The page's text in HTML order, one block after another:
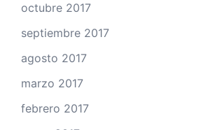
octubre 2017
septiembre 2017
agosto 2017
marzo 2017
febrero 2017